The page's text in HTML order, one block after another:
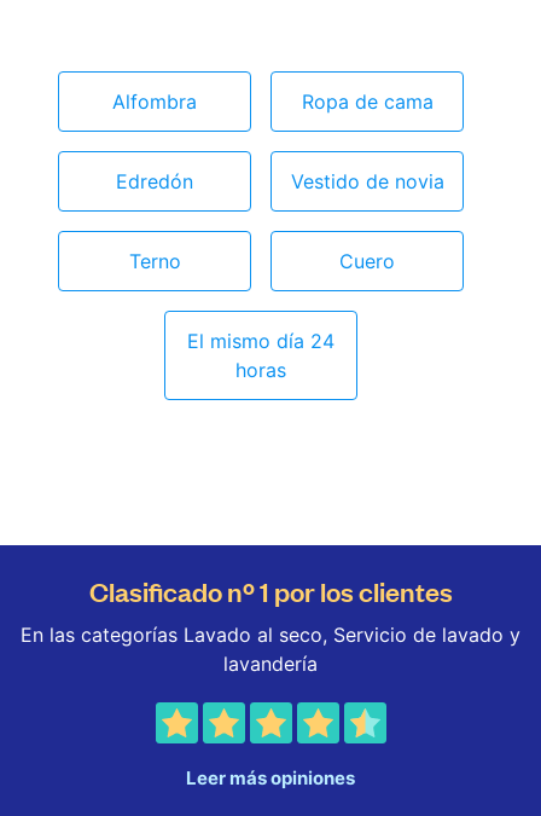
Alfombra Ropa de cama
Edredón Vestido de novia
Terno Cuero
El mismo día 24
horas
Clasificado nº 1 por los clientes
En las categorías Lavado al seco, Servicio de lavado y
lavandería
Leer más opiniones